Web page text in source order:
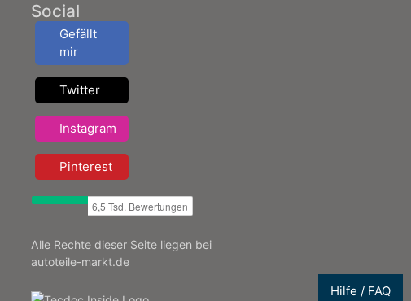
Social
Gefällt
mir
Twitter
Instagram
Pinterest
Alle Rechte dieser Seite liegen bei
autoteile-markt.de
Hilfe / FAQ